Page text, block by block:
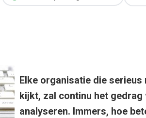
Elke organisatie die serieus
kijkt, zal continu het gedrag
analyseren. Immers, hoe